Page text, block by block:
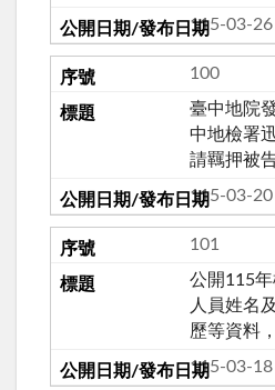
115-03-26
100
臺中地院
中地檢署
請羈押被
115-03-20
101
公開115
人員姓名
歷等資料
115-03-18